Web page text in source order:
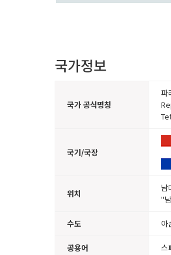
국가정보
국가 공식명칭
파
국기/국장
위치
남
"
수도 아
공용어 스